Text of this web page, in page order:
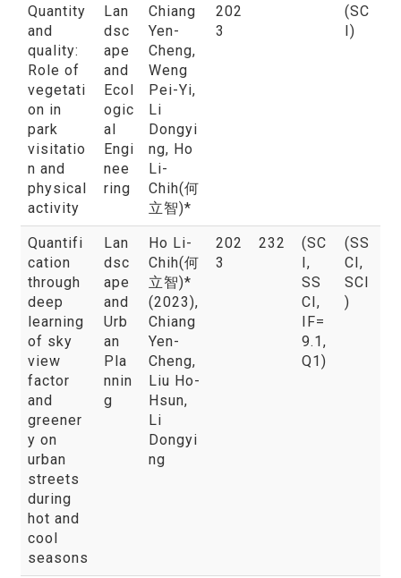
Quantity
and
quality:
Role of
vegetati
on in
park
visitatio
n and
physical
activity
Lan
dsc
ape
and
Ecol
ogic
al
Engi
nee
ring
Chiang
Yen-
Cheng,
Weng
Pei-Yi,
Li
Dongyi
ng, Ho
Li-
Chih(何
立智)*
202
3
(SC
I)
Quantifi
cation
through
deep
learning
of sky
view
factor
and
greener
y on
urban
streets
during
hot and
cool
seasons
Lan
dsc
ape
and
Urb
an
Pla
nnin
g
Ho Li-
Chih(何
立智)*
(2023),
Chiang
Yen-
Cheng,
Liu Ho-
Hsun,
Li
Dongyi
ng
202
3
232
(SC
I,
SS
CI,
IF=
9.1,
Q1)
(SS
CI,
SCI
)